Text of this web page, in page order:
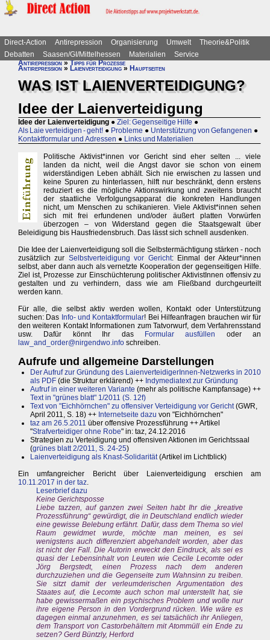
Direct-Action Antirepression Organisierung Umwelt
Theorie&Politik
Debatten
Saasen/GI/Mittelhessen Materialien
Service
Antirepression»Tipps für Prozesse
Antirepression » Laienverteidigung » Hauptseiten
WAS IST LAIENVERTEIDIGUNG?
Idee der Laienverteidigung
Idee der Laienverteidigung ● Ziel: Gegenseitige Hilfe ●
Als Laie verteidigen - geht! ● Probleme ● Unterstützung von Gefangenen ●
Kontaktformular und Adressen ● Links und Materialien
Politische Aktivist*innen vor Gericht sind eher selten ... viele
landen da nicht, weil die Angst davor sie schon von einem
widerständigen Leben abhält. Sich nie erwischen zu lassen und
keine Spuren zu hinterlassen, hilft nur beschränkt, denn erstens
reduziert es die mögliche Aktionswirkung und zweitens braucht
der staatliche Verfolgungsapparat die konkreten Handlungen
nicht, um Menschen zu schikanieren. Viele Aktivist*innen sehen
sich mit frei erfundenen und/oder äußert platten Vorwürfen
überzogen – von Widerstand gegen die Staatsgewalt über
Beleidigung bis Hausfriedensbruch. Das lässt sich schnell ausdenken.
Die Idee der Laienverteidigung soll die Selbstermächtigung stärken - noch
zusätzlich zur Selbstverteidigung vor Gericht: Einmal der Akteur*innen
selbst, aber dann auch als vernetzte Kooperation der gegenseitigen Hilfe.
Ziel ist, Prozesse zur Einschüchterung politischer AktivistInnen offensiv zu
gestalten und zu verhindern, dass wie am Fließband durchgeurteilt
werden kann.
Für alle, die selbst aktiv werden wollen, Kontakt oder Unterstützung
suchen: Das Info- und Kontaktformular! Bei Hilfeanfragen brauchen wir für
den weiteren Kontakt Informationen zum Tatvorwurf, dem Verfahrensstand
usw. Dafür könnt Ihr das
Formular ausfüllen
oder an
law_and_order@nirgendwo.info schreiben.
Aufrufe und allgemeine Darstellungen
Der Aufruf zur Gründung des LaienverteidigerInnen-Netzwerks in 2010
als PDF (die Struktur erklärend) ++ Indymediatext zur Gründung
Aufruf in einer weiteren Variante (mehr als politische Kampfansage) ++
Text in "grünes blatt" 1/2011 (S. 12f)
Text von "Eichhörnchen" zu offensiver Verteidigung vor Gericht(GWR,
April 2011, S. 18) ++ Internetseite dazu von "Eichhörnchen"
taz am 26.5.2011 über offensive Prozessführung ++ Artikel
"Strafverteidiger ohne Robe" in: taz, 24.12.2016
Strategien zu Verteidigung und offensiven Aktionen im Gerichtssaal
(grünes blatt 2/2011, S. 24-25)
Laienverteidigung als Knast-Solidarität(Artikel im Lichtblick)
Ein umfangreicher Bericht über Laienverteidigung erschien am
10.11.2017 in der taz.
Leserbrief dazu
Keine Gerichtsposse
Liebe tazzen, auf ganzen zwei Seiten habt Ihr die „kreative
Prozessführung“ gewürdigt, die in Deutschland endlich wieder
eine gewisse Belebung erfährt. Dafür, dass dem Thema so viel
Raum gewidmet wurde, möchte man meinen, es sei
wenigstens auch differenziert abgehandelt worden, aber das
ist nicht der Fall. Die Autorin erweckt den Eindruck, als sei es
quasi der Lebensinhalt von Leuten wie Cecile Lecomte oder
Jörg Bergstedt, einen Prozess nach dem anderen
durchzuziehen und die Gegenseite zum Wahnsinn zu treiben.
Sie sitzt damit der verleumderischen Argumentation des
Staates auf, die Lecomte auch schon mal unterstellt hat, sie
habe gewissermaßen ein psychisches Problem und wolle nur
ihre eigene Person in den Vordergrund rücken. Wie wäre es
dagegen einmal anzunehmen, es sei tatsächlich ihr Anliegen,
dem Transport von Castorbehältern mit Atommüll ein Ende zu
setzen? Gerd Büntzly, Herford